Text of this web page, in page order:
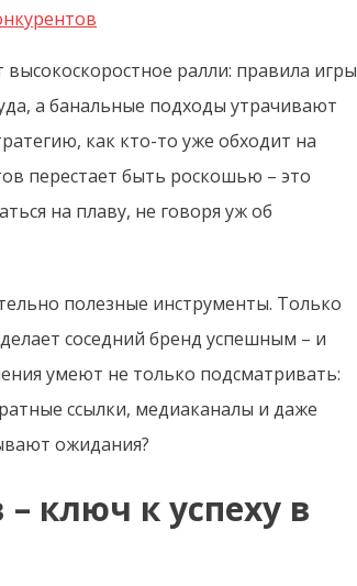
ралли: правила игры
а банальные подходы утрачивают
как кто-то уже обходит на
перестает быть роскошью – это
на плаву, не говоря уж об
полезные инструменты. Только
соседний бренд успешным – и
умеют не только подсматривать:
ссылки, медиаканалы и даже
ожидания?
ключ к успеху в